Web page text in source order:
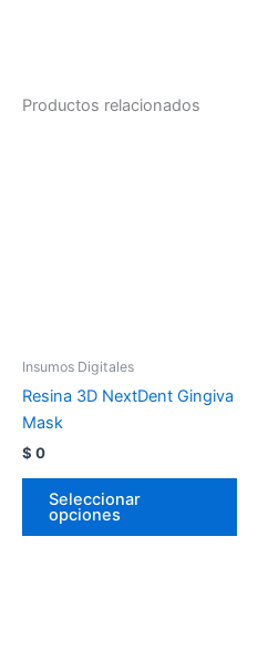
Productos relacionados
Insumos Digitales
Resina 3D NextDent Gingiva
Mask
$ 0
Seleccionar
opciones